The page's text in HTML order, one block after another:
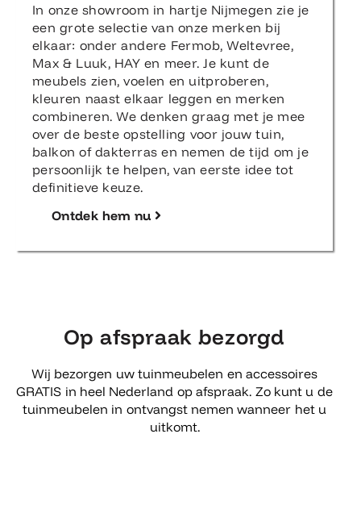
In onze showroom in hartje Nijmegen zie je
een grote selectie van onze merken bij
elkaar: onder andere Fermob, Weltevree,
Max & Luuk, HAY en meer. Je kunt de
meubels zien, voelen en uitproberen,
kleuren naast elkaar leggen en merken
combineren. We denken graag met je mee
over de beste opstelling voor jouw tuin,
balkon of dakterras en nemen de tijd om je
persoonlijk te helpen, van eerste idee tot
definitieve keuze.
Ontdek hem nu
Op afspraak bezorgd
Wij bezorgen uw tuinmeubelen en accessoires
GRATIS in heel Nederland op afspraak. Zo kunt u de
tuinmeubelen in ontvangst nemen wanneer het u
uitkomt.